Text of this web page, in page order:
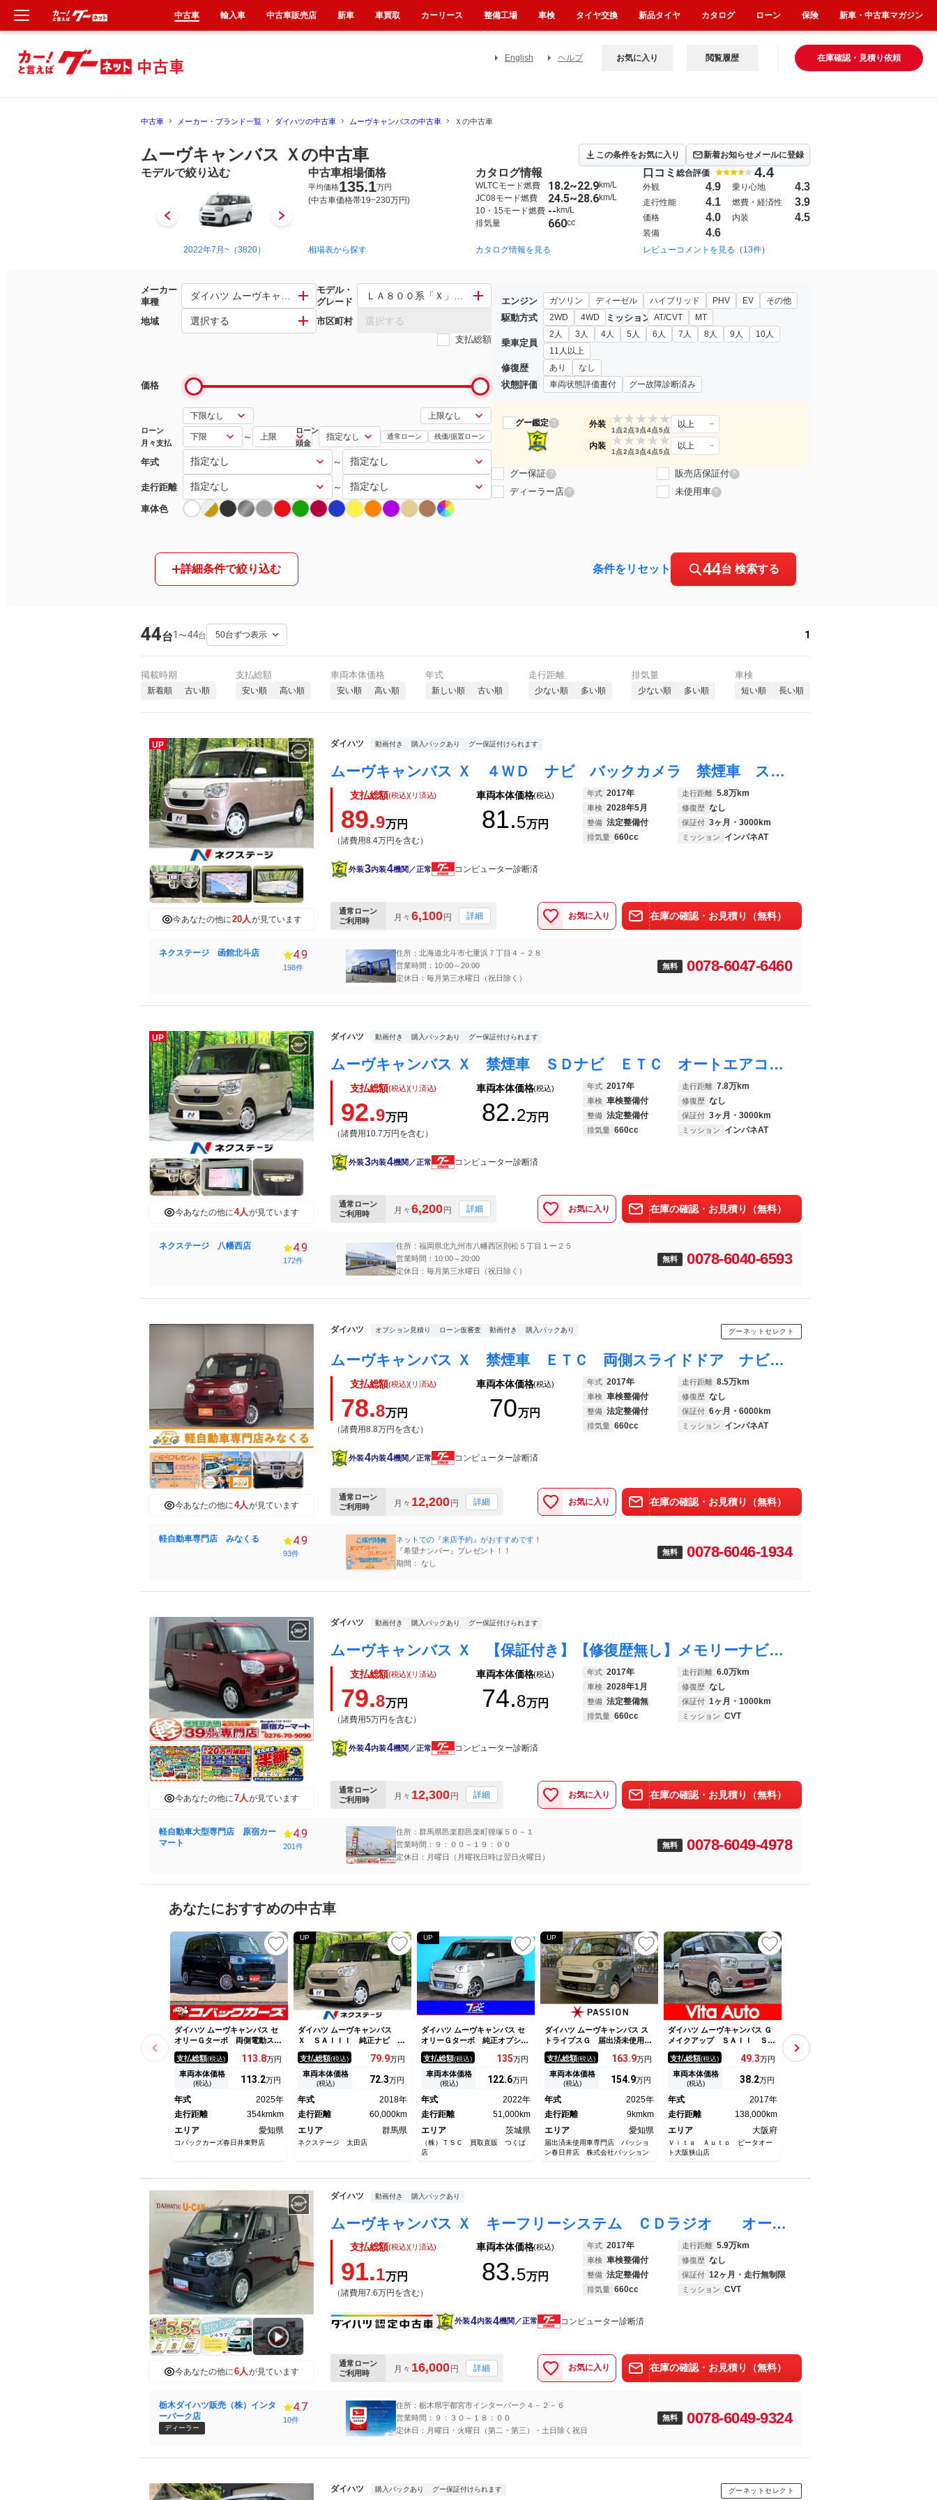
English ヘルプ 在庫確認・見積り依頼
お気に入り 閲覧履歴
中古車 メーカー・ブランド一覧 ダイハツの中古車 ムーヴキャンバスの中古車 Ｘの中古車
ムーヴキャンバス Ｘの中古車 この条件をお気に入り 新着お知らせメールに登録
モデルで絞り込む
2022年7月~（3820） 2016年9月~2022年7月（3200） 2022年7月~（3820）
中古車相場価格
平均価格135.1万円
(中古車価格帯19~230万円)
相場表から探す
カタログ情報
WLTCモード燃費 18.2~22.9km/L
JC08モード燃費
24.5~28.6km/L
10・15モード燃費 -- km/L
排気量
660cc
カタログ情報を見る
口コミ 総合評価 4.4
外観 4.9 乗り心地 4.3
走行性能 4.1 燃費・経済性 3.9
価格 4.0 内装 4.5
装備 4.6
レビューコメントを見る （ 13件）
メーカー
車種
ダイハツ ムーヴキャンバス
モデル・
グレード
ＬＡ８００系「Ｘ」 その他「Ｘ」
地域 選択する 市区町村 選択する
支払総額
価格
ローン
月々支払
～
ローン
頭金
通常ローン 残価/据置ローン
年式 ～
走行距離 ～
車体色
エンジン ガソリン ディーゼル ハイブリッド PHV EV その他
駆動方式 2WD 4WD ミッション AT/CVT MT
乗車定員
2人 3人 4人 5人 6人 7人 8人 9人
10人
11人以上
修復歴 あり なし
状態評価 車両状態評価書付 グー故障診断済み
グー鑑定 ? 外装 ★
1点
★
2点
★
3点
★
4点
★
5点
以上
内装 ★
1点
★
2点
★
3点
★
4点
★
5点
以上
グー保証 ? 販売店保証付 ?
ディーラー店 ? 未使用車 ?
詳細条件で絞り込む 条件をリセット 44台 検索する
44台1 〜44台 1
掲載時期
新着順 古い順
支払総額
安い順 高い順
車両本体価格
安い順 高い順
年式
新しい順 古い順
走行距離
少ない順 多い順
排気量
少ない順 多い順
車検
短い順 長い順
UP
今あなたの他に20人が見ています
ダイハツ 動画付き 購入パックあり グー保証付けられます
ムーヴキャンバス Ｘ ４ＷＤ ナビ バックカメラ 禁煙車 スマートキー オートライト オートエアコン Ｂｌｕｅｔｏｏｔｈ ＣＤ ＤＶＤ再生 地デジ パワーステアリング パワーウィンドウ トラクションコントロール
支払総額(税込)(リ済込)
89.9万円
（諸費用8.4万円を含む）
車両本体価格(税込)
81.5万円
年式 2017年 走行距離 5.8万km
車検 2028年5月 修復歴 なし
整備 法定整備付 保証付 3ヶ月・3000km
排気量 660cc ミッション インパネAT
外装3内装4機関／正常 コンピューター診断済
通常ローン
ご利用時
月々 6,100円 詳細 お気に入り 在庫の確認・お見積り（無料）
ネクステージ 函館北斗店 4.9
198件
住所：北海道北斗市七重浜７丁目４－２８
営業時間：10:00～20:00
定休日：毎月第三水曜日（祝日除く）
無料 0078-6047-6460
UP
今あなたの他に4人が見ています
ダイハツ 動画付き 購入パックあり グー保証付けられます
ムーヴキャンバス Ｘ 禁煙車 ＳＤナビ ＥＴＣ オートエアコン オートライト スマートキー ＣＤ再生 プライバシーガラス アイドリングストップ 横滑り防止装置 ヘッドライトレベライザー 電動格納ミラー パワーウィンドウ
支払総額(税込)(リ済込)
92.9万円
（諸費用10.7万円を含む）
車両本体価格(税込)
82.2万円
年式 2017年 走行距離 7.8万km
車検 車検整備付 修復歴 なし
整備 法定整備付 保証付 3ヶ月・3000km
排気量 660cc ミッション インパネAT
外装3内装4機関／正常 コンピューター診断済
通常ローン
ご利用時
月々 6,200円 詳細 お気に入り 在庫の確認・お見積り（無料）
ネクステージ 八幡西店 4.9
172件
住所：福岡県北九州市八幡西区則松５丁目１ー２５
営業時間：10:00～20:00
定休日：毎月第三水曜日（祝日除く）
無料 0078-6040-6593
今あなたの他に4人が見ています
ダイハツ オプション見積り ローン仮審査 動画付き 購入パックあり グーネットセレクト
ムーヴキャンバス Ｘ 禁煙車 ＥＴＣ 両側スライドドア ナビ ＴＶ クリアランスソナー オートライト スマートキー アイドリングストップ 電動格納ミラー ベンチシート ＣＶＴ 盗難防止システム ＡＢＳ ＥＳＣ ＣＤ ＵＳＢ
支払総額(税込)(リ済込)
78.8万円
（諸費用8.8万円を含む）
車両本体価格(税込)
70万円
年式 2017年 走行距離 8.5万km
車検 車検整備付 修復歴 なし
整備 法定整備付 保証付 6ヶ月・6000km
排気量 660cc ミッション インパネAT
外装4内装4機関／正常 コンピューター診断済
通常ローン
ご利用時
月々 12,200円 詳細 お気に入り 在庫の確認・お見積り（無料）
軽自動車専門店 みなくる 4.9
93件
ネットでの『来店予約』がおすすめです！
『希望ナンバー』プレゼント！！
期間： なし
無料 0078-6046-1934
今あなたの他に7人が見ています
ダイハツ 動画付き 購入パックあり グー保証付けられます
ムーヴキャンバス Ｘ 【保証付き】【修復歴無し】メモリーナビ フルセグ ＤＶＤオーディオ アイドリングストップ ベンチシート 盗難防止システム オートライト スマートキー 衝突安全ボディ キーフリーシステム
支払総額(税込)(リ済込)
79.8万円
（諸費用5万円を含む）
車両本体価格(税込)
74.8万円
年式 2017年 走行距離 6.0万km
車検 2028年1月 修復歴 なし
整備 法定整備無 保証付 1ヶ月・1000km
排気量 660cc ミッション CVT
外装4内装4機関／正常 コンピューター診断済
通常ローン
ご利用時
月々 12,300円 詳細 お気に入り 在庫の確認・お見積り（無料）
軽自動車大型専門店 原宿カー
マート
4.9
201件
住所：群馬県邑楽郡邑楽町狸塚５０－１
営業時間：９：００～１９：００
定休日：月曜日（月曜祝日時は翌日火曜日）
無料 0078-6049-4978
あなたにおすすめの中古車
ダイハツ ムーヴキャンバス セ
オリーＧターボ 両側電動スラ
イド 禁煙 ＬＥＤ ドライブ
レコーダー ＥＴＣ 衝突軽減
ブレーキ 前席シートヒータ
ー レーダークルーズ スマー
支払総額(税込) 113.8万円
車両本体価格
(税込) 113.2万円
年式
2025年
走行距離
354kmkm
エリア
愛知県
コバックカーズ春日井東野店
UP
ダイハツ ムーヴキャンバス
Ｘ ＳＡＩＩＩ 純正ナビ バ
ックカメラ Ｂｌｕｅｔｏｏｔ
ｈ スマートキー＆プッシュス
タート アイドリングストッ
プ オートライト オートエア
り防止システム 盗難防止シス
テム
支払総額(税込) 79.9万円
車両本体価格
(税込) 72.3万円
年式
2018年
走行距離
60,000km
エリア
群馬県
ネクステージ 太田店
UP
ダイハツ ムーヴキャンバス セ
オリーＧターボ 純正オプショ
ン１０インチナビ／全周囲カメ
ラ／アダプティブクルーズコン
トロール／両側電動スライドド
ア／オートマチックハイビーム
コーダー／Ｂｌｕｅｔｏｏｔｈ
接続／禁煙車／
支払総額(税込) 135万円
車両本体価格
(税込) 122.6万円
年式
2022年
走行距離
51,000km
エリア
茨城県
（株）ＴＳＣ 買取直販 つくば
店
UP
ダイハツ ムーヴキャンバス ス
トライプスＧ 届出済未使用
車 両側電動スライドドア 衝
突被害軽減ブレーキ コーナー
センサー スマートキー アイ
ドリングストップ シートヒー
ックカメラ 電動格納ドアミラ
ー オートエアコン
支払総額(税込) 163.9万円
車両本体価格
(税込) 154.9万円
年式
2025年
走行距離
9kmkm
エリア
愛知県
届出済未使用車専門店 パッショ
ン春日井店 株式会社パッション
ダイハツ ムーヴキャンバス Ｇ
メイクアップ ＳＡＩＩ ＳＤ
ナビ フルセグＴＶ リアカメ
ラ スマートキー ＬＥＤヘッ
ドライト 衝突軽減ブレーキ
両側パワスラ Ｂｌｕｅｔｏｏ
Ｃ
支払総額(税込) 49.3万円
車両本体価格
(税込) 38.2万円
年式
2017年
走行距離
138,000km
エリア
大阪府
Ｖｉｔａ Ａｕｔｏ ビータオー
ト大阪狭山店
トライプスＧターボ 禁煙車
ターボ 両側電動ドア 純正１
０型ナビ 全周囲カメラ 衝突
支払総額
今あなたの他に6人 が見ています
ダイハツ 動画付き 購入パックあり
ムーヴキャンバス Ｘ キーフリーシステム ＣＤラジオ オートライト スライドドア オードエアコン 運転席シートリフター
支払総額(税込)(リ済込)
91.1万円
（諸費用7.6万円を含む）
車両本体価格(税込)
83.5万円
年式 2017年 走行距離 5.9万km
車検 車検整備付 修復歴 なし
整備 法定整備付 保証付 12ヶ月・走行無制限
排気量 660cc ミッション CVT
外装4内装4機関／正常 コンピューター診断済
通常ローン
ご利用時
月々 16,000 円 詳細 お気に入り 在庫の確認・お見積り（無料）
栃木ダイハツ販売（株）インタ
ーパーク店
ディーラー
4.7
10件
住所：栃木県宇都宮市インターパーク４－２－６
営業時間：９：３０～１８：００
定休日：月曜日・火曜日（第二・第三）・土日除く祝日
無料 0078-6049-9324
ダイハツ 購入パックあり グー保証付けられます グーネットセレクト
中古車 輸入車 中古車販売店 新車 車買取 カーリース 整備工場 車検 タイヤ交換 新品タイヤ カタログ ローン 保険 新車・中古車マガジン
新車